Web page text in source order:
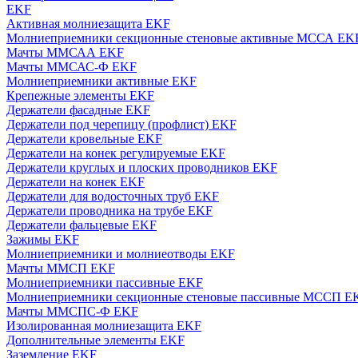
EKF
Активная молниезащита EKF
Молниеприемники секционные стеновые активные МССА
Мачты ММСАА EKF
Мачты ММСАС-Ф EKF
Молниеприемники активные EKF
Крепежные элементы EKF
Держатели фасадные EKF
Держатели под черепицу (профлист) EKF
Держатели кровельные EKF
Держатели на конек регулируемые EKF
Держатели круглых и плоских проводников EKF
Держатели на конек EKF
Держатели для водосточных труб EKF
Держатели проводника на трубе EKF
Держатели фальцевые EKF
Зажимы EKF
Молниеприемники и молниеотводы EKF
Мачты ММСП EKF
Молниеприемники пассивные EKF
Молниеприемники секционные стеновые пассивные МССП
Мачты ММСПС-Ф EKF
Изолированная молниезащита EKF
Дополнительные элементы EKF
Заземление EKF